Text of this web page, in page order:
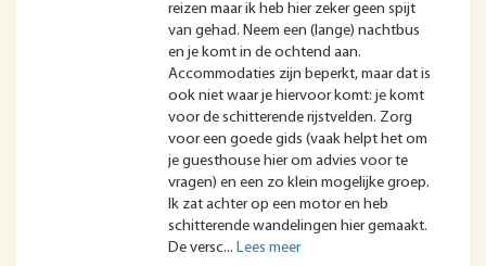
reizen maar ik heb hier zeker geen spijt
van gehad. Neem een (lange) nachtbus
en je komt in de ochtend aan.
Accommodaties zijn beperkt, maar dat is
ook niet waar je hiervoor komt: je komt
voor de schitterende rijstvelden. Zorg
voor een goede gids (vaak helpt het om
je guesthouse hier om advies voor te
vragen) en een zo klein mogelijke groep.
Ik zat achter op een motor en heb
schitterende wandelingen hier gemaakt.
De versc